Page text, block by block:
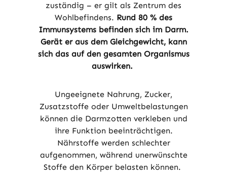
zuständig – er gilt als Zentrum des
Wohlbefindens. Rund 80 % des
Immunsystems befinden sich im Darm.
Gerät er aus dem Gleichgewicht, kann
sich das auf den gesamten Organismus
auswirken.
Ungeeignete Nahrung, Zucker,
Zusatzstoffe oder Umweltbelastungen
können die Darmzotten verkleben und
ihre Funktion beeinträchtigen.
Nährstoffe werden schlechter
aufgenommen, während unerwünschte
Stoffe den Körper belasten können.